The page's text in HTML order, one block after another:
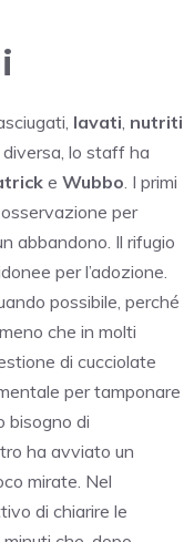
lavati, nutriti
diversa, lo staff ha
e Wubbo. I primi
per
abbandono. Il rifugio
per l’adozione.
possibile, perché
che in molti
di cucciolate
per tamponare
bisogno di
ha avviato un
mirate. Nel
di chiarire le